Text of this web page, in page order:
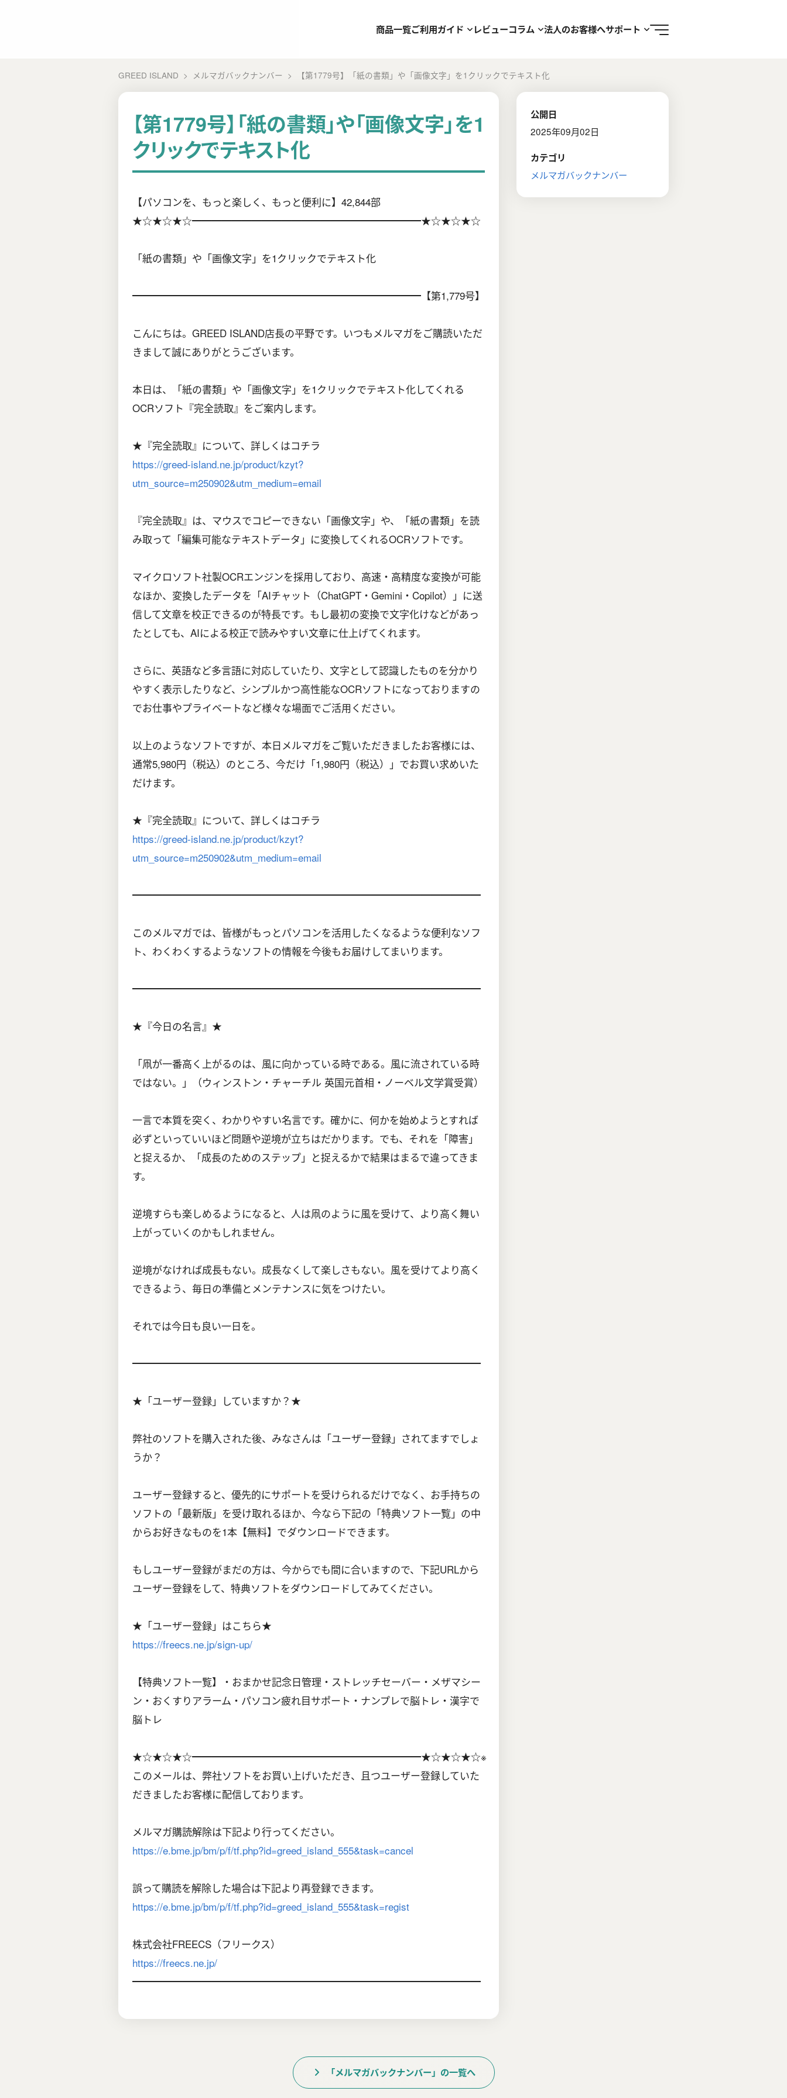
商品一覧ご利用ガイド レビューコラム 法人のお客様へサポート
GREED ISLAND メルマガバックナンバー 【第1779号】「紙の書類」や「画像文字」を1クリックでテキスト化
【第1779号】「紙の書類」や「画像文字」を1
クリックでテキスト化
【パソコンを、もっと楽しく、もっと便利に】42,844部
★☆★☆★☆━━━━━━━━━━━━━━━━━━━━━━━★☆★☆★☆
「紙の書類」や「画像文字」を1クリックでテキスト化
━━━━━━━━━━━━━━━━━━━━━━━━━━━━━【第1,779号】
こんにちは。GREED ISLAND店長の平野です。いつもメルマガをご購読いただ
きまして誠にありがとうございます。
本日は、「紙の書類」や「画像文字」を1クリックでテキスト化してくれる
OCRソフト『完全読取』をご案内します。
★『完全読取』について、詳しくはコチラ
https://greed-island.ne.jp/product/kzyt?
utm_source=m250902&utm_medium=email
『完全読取』は、マウスでコピーできない「画像文字」や、「紙の書類」を読
み取って「編集可能なテキストデータ」に変換してくれるOCRソフトです。
マイクロソフト社製OCRエンジンを採用しており、高速・高精度な変換が可能
なほか、変換したデータを「AIチャット（ChatGPT・Gemini・Copilot）」に送
信して文章を校正できるのが特長です。もし最初の変換で文字化けなどがあっ
たとしても、AIによる校正で読みやすい文章に仕上げてくれます。
さらに、英語など多言語に対応していたり、文字として認識したものを分かり
やすく表示したりなど、シンプルかつ高性能なOCRソフトになっておりますの
でお仕事やプライベートなど様々な場面でご活用ください。
以上のようなソフトですが、本日メルマガをご覧いただきましたお客様には、
通常5,980円（税込）のところ、今だけ「1,980円（税込）」でお買い求めいた
だけます。
★『完全読取』について、詳しくはコチラ
https://greed-island.ne.jp/product/kzyt?
utm_source=m250902&utm_medium=email
━━━━━━━━━━━━━━━━━━━━━━━━━━━━━━━━━━━
このメルマガでは、皆様がもっとパソコンを活用したくなるような便利なソフ
ト、わくわくするようなソフトの情報を今後もお届けしてまいります。
━━━━━━━━━━━━━━━━━━━━━━━━━━━━━━━━━━━
★『今日の名言』★
「凧が一番高く上がるのは、風に向かっている時である。風に流されている時
ではない。」（ウィンストン・チャーチル 英国元首相・ノーベル文学賞受賞）
一言で本質を突く、わかりやすい名言です。確かに、何かを始めようとすれば
必ずといっていいほど問題や逆境が立ちはだかります。でも、それを「障害」
と捉えるか、「成長のためのステップ」と捉えるかで結果はまるで違ってきま
す。
逆境すらも楽しめるようになると、人は凧のように風を受けて、より高く舞い
上がっていくのかもしれません。
逆境がなければ成長もない。成長なくして楽しさもない。風を受けてより高く
できるよう、毎日の準備とメンテナンスに気をつけたい。
それでは今日も良い一日を。
━━━━━━━━━━━━━━━━━━━━━━━━━━━━━━━━━━━
★「ユーザー登録」していますか？★
弊社のソフトを購入された後、みなさんは「ユーザー登録」されてますでしょ
うか？
ユーザー登録すると、優先的にサポートを受けられるだけでなく、お手持ちの
ソフトの「最新版」を受け取れるほか、今なら下記の「特典ソフト一覧」の中
からお好きなものを1本【無料】でダウンロードできます。
もしユーザー登録がまだの方は、今からでも間に合いますので、下記URLから
ユーザー登録をして、特典ソフトをダウンロードしてみてください。
★「ユーザー登録」はこちら★
https://freecs.ne.jp/sign-up/
【特典ソフト一覧】・おまかせ記念日管理・ストレッチセーバー・メザマシー
ン・おくすりアラーム・パソコン疲れ目サポート・ナンプレで脳トレ・漢字で
脳トレ
★☆★☆★☆━━━━━━━━━━━━━━━━━━━━━━━★☆★☆★☆※
このメールは、弊社ソフトをお買い上げいただき、且つユーザー登録していた
だきましたお客様に配信しております。
メルマガ購読解除は下記より行ってください。
https://e.bme.jp/bm/p/f/tf.php?id=greed_island_555&task=cancel
誤って購読を解除した場合は下記より再登録できます。
https://e.bme.jp/bm/p/f/tf.php?id=greed_island_555&task=regist
株式会社FREECS（フリークス）
https://freecs.ne.jp/
━━━━━━━━━━━━━━━━━━━━━━━━━━━━━━━━━━━
公開日
2025年09月02日
カテゴリ
メルマガバックナンバー
「メルマガバックナンバー」の一覧へ